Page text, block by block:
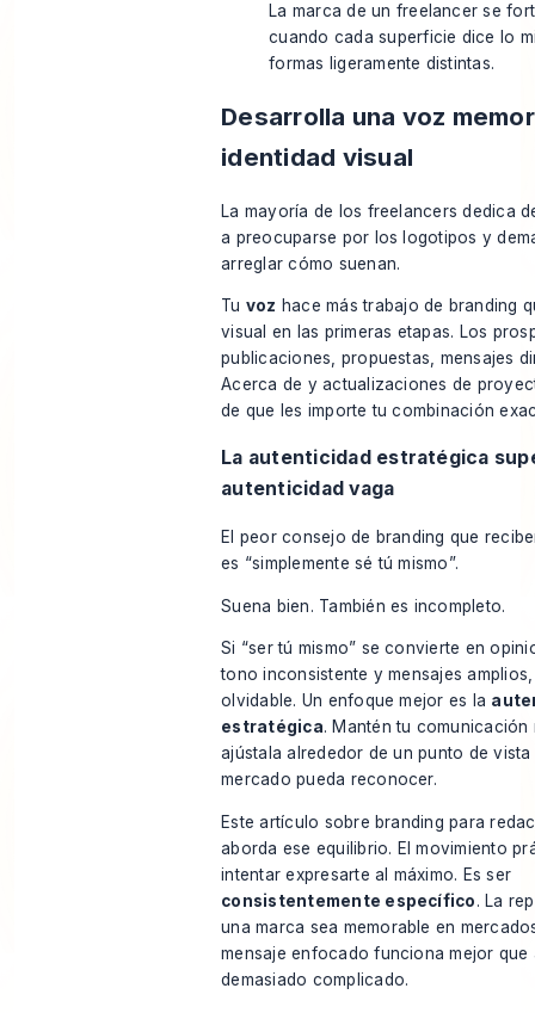
La marca de un freelancer se
cuando cada superficie dice lo
formas ligeramente distintas.
Desarrolla una voz
identidad visual
La mayoría de los freelancers dedica
a preocuparse por los logotipos y
arreglar cómo suenan.
Tu voz hace más trabajo de branding
visual en las primeras etapas. Los
publicaciones, propuestas, mensajes
Acerca de y actualizaciones de
de que les importe tu combinación
La autenticidad estratégica
autenticidad vaga
El peor consejo de branding que
es “simplemente sé tú mismo”.
Suena bien. También es incompleto.
Si “ser tú mismo” se convierte en
tono inconsistente y mensajes
olvidable. Un enfoque mejor es la
estratégica. Mantén tu comunicación
ajústala alrededor de un punto de
mercado pueda reconocer.
Este artículo sobre branding para
aborda ese equilibrio. El movimiento
intentar expresarte al máximo. Es ser
consistentemente específico. La
una marca sea memorable en
mensaje enfocado funciona mejor que
demasiado complicado.